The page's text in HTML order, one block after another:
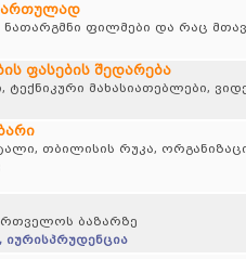
ფილმები და რაც
ფასების შედარება
ტექნიკური მახასიათებლები,
თბილისის რუკა,
ბაზარზე
იურისპრუდენცია